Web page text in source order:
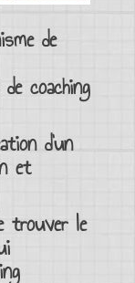
de
coaching
d’un
et
trouver le